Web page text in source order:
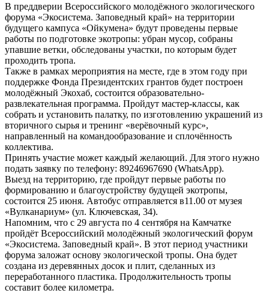
В преддверии Всероссийского молодëжного экологического
форума «Экосистема. Заповедный край» на территории
будущего кампуса «Ойкумена» будут проведены первые
работы по подготовке экотропы: убран мусор, собраны
упавшие ветки, обследованы участки, по которым будет
проходить тропа.
Также в рамках мероприятия на месте, где в этом году при
поддержке Фонда Президентских грантов будет построен
молодёжный Экохаб, состоится образовательно-
развлекательная программа. Пройдут мастер-классы, как
собрать и установить палатку, по изготовлению украшений из
вторичного сырья и тренинг «верëвочный курс»,
направленный на командообразование и сплочённость
коллектива.
Принять участие может каждый желающий. Для этого нужно
подать заявку по телефону: 89246967690 (WhatsApp).
Выезд на территорию, где пройдут первые работы по
формированию и благоустройству будущей экотропы,
состоится 25 июня. Автобус отправляется в11.00 от музея
«Вулканариум» (ул. Ключевская, 34).
Напомним, что с 29 августа по 4 сентября на Камчатке
пройдёт Всероссийский молодëжный экологический форум
«Экосистема. Заповедный край». В этот период участники
форума заложат основу экологической тропы. Она будет
создана из деревянных досок и плит, сделанных из
переработанного пластика. Продолжительность тропы
составит более километра.